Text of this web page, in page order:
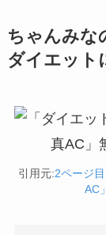
ちゃんみな
ダイエット
引用元:2ページ
AC